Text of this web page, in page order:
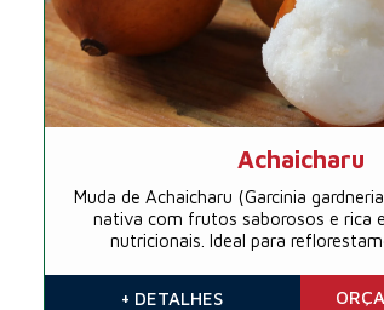
Achaicharu
Muda de Achaicharu (Garcinia
nativa com frutos saborosos e rica
nutricionais. Ideal para
+ DETALHES